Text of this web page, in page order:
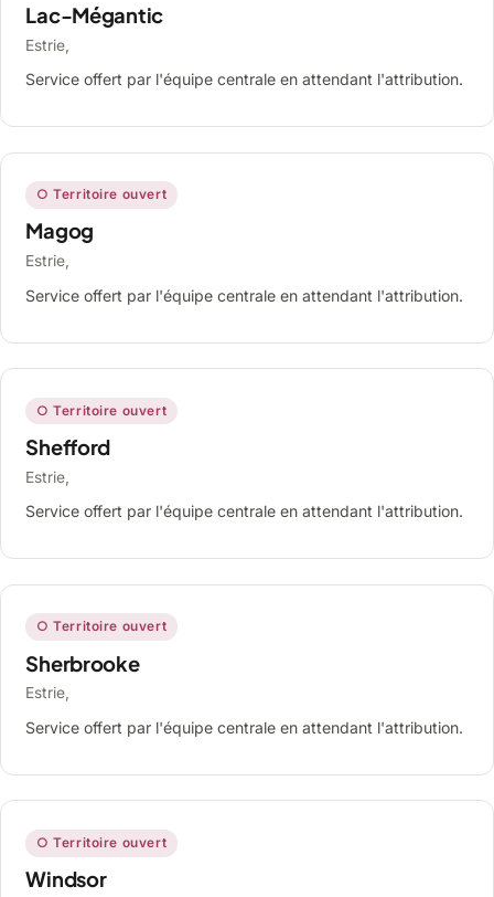
Lac-Mégantic
Estrie,
Service offert par l'équipe centrale en attendant l'attribution.
○ Territoire ouvert
Magog
Estrie,
Service offert par l'équipe centrale en attendant l'attribution.
○ Territoire ouvert
Shefford
Estrie,
Service offert par l'équipe centrale en attendant l'attribution.
○ Territoire ouvert
Sherbrooke
Estrie,
Service offert par l'équipe centrale en attendant l'attribution.
○ Territoire ouvert
Windsor